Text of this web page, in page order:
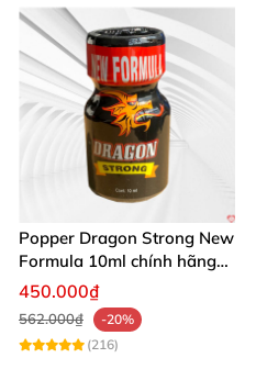
Popper Dragon Strong New
Formula 10ml chính hãng
Mỹ dành cho Top Bot
450.000₫
562.000₫
-20%
(216)